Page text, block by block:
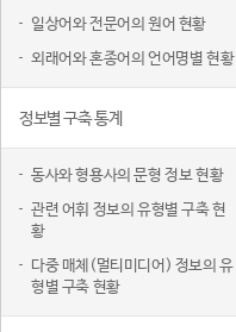
일상어와 전문어의 원어 현황
외래어와 혼종어의 언어명별 현황
정보별 구축 통계
동사와 형용사의 문형 정보 현황
관련 어휘 정보의 유형별 구축 현
황
다중 매체(멀티미디어) 정보의 유
형별 구축 현황